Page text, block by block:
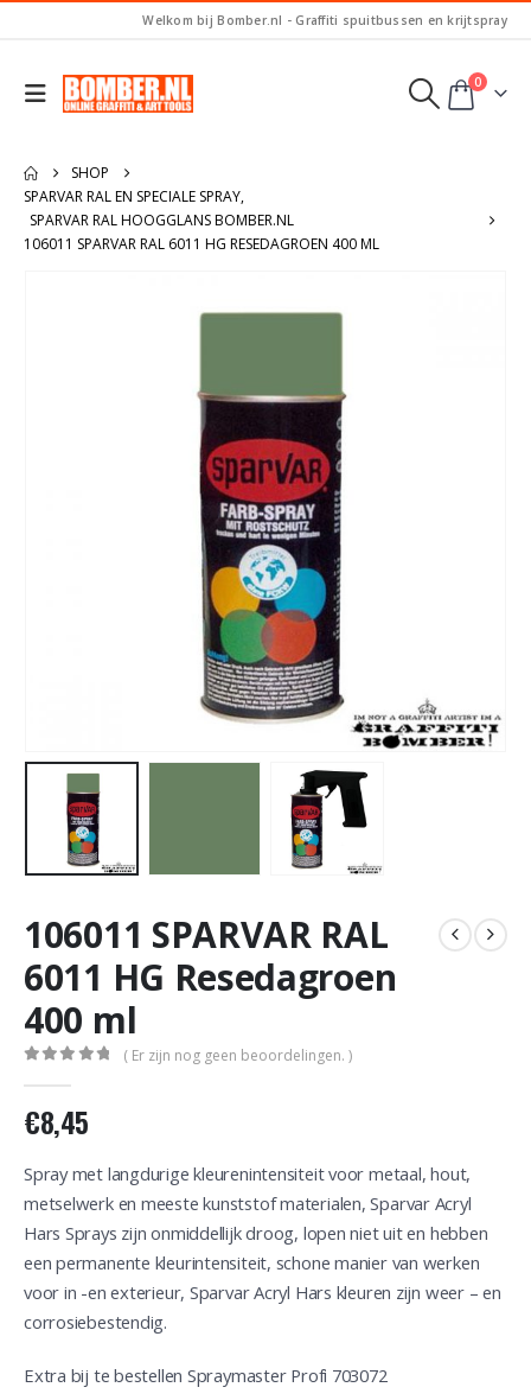
Welkom bij Bomber.nl - Graffiti spuitbussen en krijtspray
0
SHOP
SPARVAR RAL EN SPECIALE SPRAY,
SPARVAR RAL HOOGGLANS BOMBER.NL
106011 SPARVAR RAL 6011 HG RESEDAGROEN 400 ML
106011 SPARVAR RAL
6011 HG Resedagroen
400 ml
( Er zijn nog geen beoordelingen. )
€8,45
Spray met langdurige kleurenintensiteit voor metaal, hout,
metselwerk en meeste kunststof materialen, Sparvar Acryl
Hars Sprays zijn onmiddellijk droog, lopen niet uit en hebben
een permanente kleurintensiteit, schone manier van werken
voor in -en exterieur, Sparvar Acryl Hars kleuren zijn weer – en
corrosiebestendig.
Extra bij te bestellen Spraymaster Profi 703072